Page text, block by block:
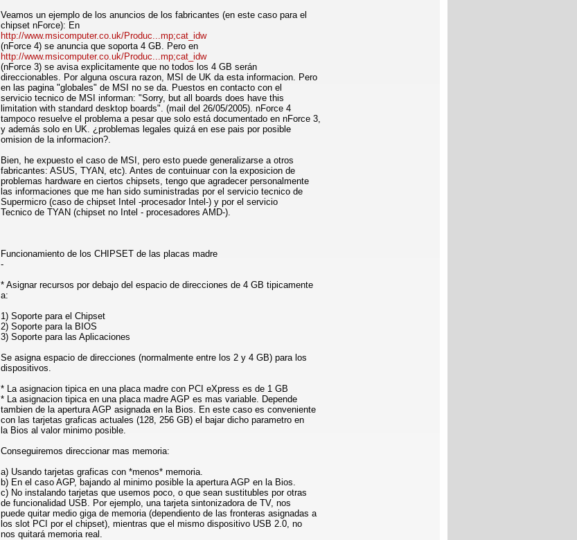
Veamos un ejemplo de los anuncios de los fabricantes (en este caso para el
chipset nForce): En
http://www.msicomputer.co.uk/Produc...mp;cat_idw
(nForce 4) se anuncia que soporta 4 GB. Pero en
http://www.msicomputer.co.uk/Produc...mp;cat_idw
(nForce 3) se avisa explicitamente que no todos los 4 GB serán
direccionables. Por alguna oscura razon, MSI de UK da esta informacion. Pero
en las pagina "globales" de MSI no se da. Puestos en contacto con el
servicio tecnico de MSI informan: "Sorry, but all boards does have this
limitation with standard desktop boards". (mail del 26/05/2005). nForce 4
tampoco resuelve el problema a pesar que solo está documentado en nForce 3,
y además solo en UK. ¿problemas legales quizá en ese pais por posible
omision de la informacion?.
Bien, he expuesto el caso de MSI, pero esto puede generalizarse a otros
fabricantes: ASUS, TYAN, etc). Antes de contuinuar con la exposicion de
problemas hardware en ciertos chipsets, tengo que agradecer personalmente
las informaciones que me han sido suministradas por el servicio tecnico de
Supermicro (caso de chipset Intel -procesador Intel-) y por el servicio
Tecnico de TYAN (chipset no Intel - procesadores AMD-).
Funcionamiento de los CHIPSET de las placas madre
-
* Asignar recursos por debajo del espacio de direcciones de 4 GB tipicamente
a:
1) Soporte para el Chipset
2) Soporte para la BIOS
3) Soporte para las Aplicaciones
Se asigna espacio de direcciones (normalmente entre los 2 y 4 GB) para los
dispositivos.
* La asignacion tipica en una placa madre con PCI eXpress es de 1 GB
* La asignacion tipica en una placa madre AGP es mas variable. Depende
tambien de la apertura AGP asignada en la Bios. En este caso es conveniente
con las tarjetas graficas actuales (128, 256 GB) el bajar dicho parametro en
la Bios al valor minimo posible.
Conseguiremos direccionar mas memoria:
a) Usando tarjetas graficas con *menos* memoria.
b) En el caso AGP, bajando al minimo posible la apertura AGP en la Bios.
c) No instalando tarjetas que usemos poco, o que sean sustitubles por otras
de funcionalidad USB. Por ejemplo, una tarjeta sintonizadora de TV, nos
puede quitar medio giga de memoria (dependiento de las fronteras asignadas a
los slot PCI por el chipset), mientras que el mismo dispositivo USB 2.0, no
nos quitará memoria real.